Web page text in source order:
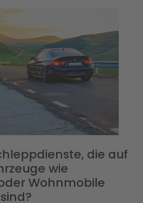
die auf
wie
Wohnmobile